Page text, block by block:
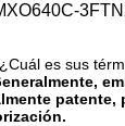
es sus
patente,